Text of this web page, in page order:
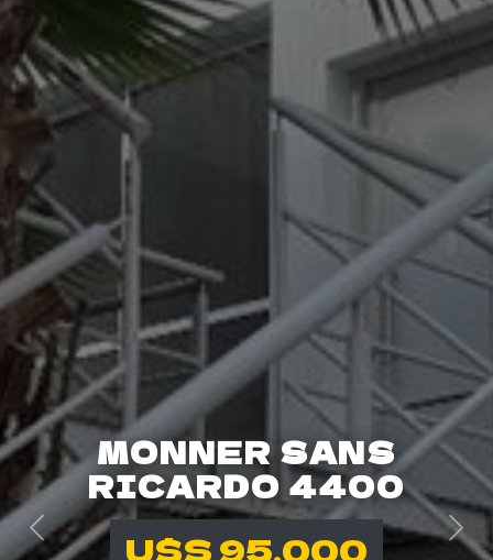
MONNER SANS
RICARDO 4400
U$S 95,000